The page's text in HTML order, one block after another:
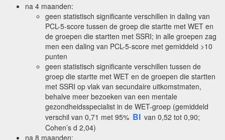
na 4 maanden:
geen statistisch significante verschillen in daling van
PCL-5-score tussen de groep die startte met WET en
de groepen die startten met SSRI; in alle groepen zag
men een daling van PCL-5-score met gemiddeld >10
punten
geen statistisch significante verschillen tussen de
groep die startte met WET en de groepen die startten
met SSRI op vlak van secundaire uitkomstmaten,
behalve meer bezoeken van een mentale
gezondheidsspecialist in de WET-groep (gemiddeld
verschil van 0,71 met 95% BI van 0,52 tot 0,90;
Cohen’s d 2,04)
na 8 maanden: